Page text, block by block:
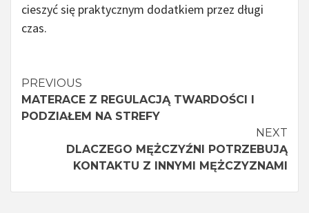
cieszyć się praktycznym dodatkiem przez długi
czas.
Continue
Reading
PREVIOUS
MATERACE Z REGULACJĄ TWARDOŚCI I
PODZIAŁEM NA STREFY
NEXT
DLACZEGO MĘŻCZYŹNI POTRZEBUJĄ
KONTAKTU Z INNYMI MĘŻCZYZNAMI